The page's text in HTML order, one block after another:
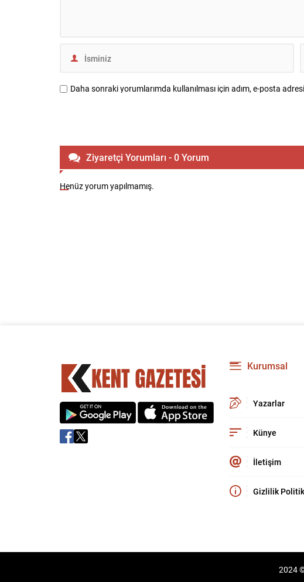
Daha sonraki yorumlarımda kullanılması için adım, e-posta
Ziyaretçi Yorumları - 0 Yorum
Henüz yorum yapılmamış.
Kurumsal
Yazarlar
Künye
İletişim
Gizlilik
2024